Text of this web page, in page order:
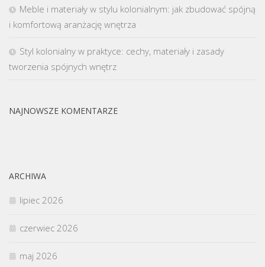
Meble i materiały w stylu kolonialnym: jak zbudować spójną
i komfortową aranżację wnętrza
Styl kolonialny w praktyce: cechy, materiały i zasady
tworzenia spójnych wnętrz
NAJNOWSZE KOMENTARZE
ARCHIWA
lipiec 2026
czerwiec 2026
maj 2026